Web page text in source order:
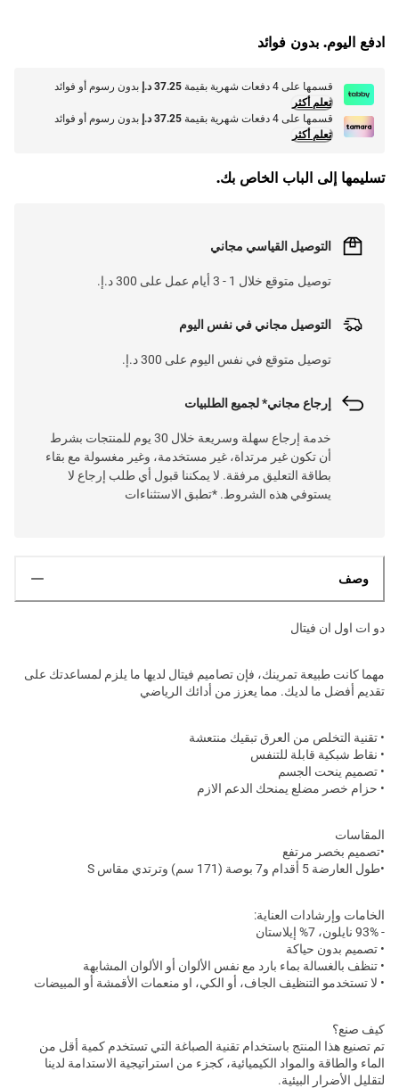
ادفع اليوم. بدون فوائد
قسمها على 4 دفعات شهرية بقيمة 37.25 د.إ
بدون رسوم أو فوائد
تعلم أكثر
قسمها على 4 دفعات شهرية بقيمة
37.25 د.إ
بدون رسوم أو فوائد
تعلم أكثر
تسليمها إلى الباب الخاص بك.
التوصيل القياسي مجاني
توصيل متوقع خلال 1 - 3 أيام عمل على 300 د.إ.
التوصيل مجاني في نفس اليوم
توصيل متوقع في نفس اليوم على 300 د.إ.
إرجاع مجاني* لجميع الطلبيات
خدمة إرجاع سهلة وسريعة خلال 30 يوم للمنتجات بشرط
أن تكون غير مرتداة، غير مستخدمة، وغير مغسولة مع بقاء
بطاقة التعليق مرفقة. لا يمكننا قبول أي طلب إرجاع لا
يستوفي هذه الشروط. *تطبق الاستثناءات
وصف
دو ات اول ان فيتال
مهما كانت طبيعة تمرينك، فإن تصاميم فيتال لديها ما يلزم لمساعدتك على
تقديم أفضل ما لديك. مما يعزز من أدائك الرياضي
• تقنية التخلص من العرق تبقيك منتعشة
• نقاط شبكية قابلة للتنفس
• تصميم ينحت الجسم
• حزام خصر مضلع يمنحك الدعم الازم
المقاسات
•تصميم بخصر مرتفع
•طول العارضة 5 أقدام و7 بوصة (171 سم) وترتدي مقاس S
الخامات وإرشادات العناية:
- 93% نايلون، 7% إيلاستان
• تصميم بدون حياكة
• تنظف بالغسالة بماء بارد مع نفس الألوان أو الألوان المشابهة
• لا تستخدمو التنظيف الجاف، أو الكي، او منعمات الأقمشة أو المبيضات
كيف صنع؟
تم تصنيع هذا المنتج باستخدام تقنية الصباغة التي تستخدم كمية أقل من
الماء والطاقة والمواد الكيميائية، كجزء من استراتيجية الاستدامة لدينا
لتقليل الأضرار البيئية.